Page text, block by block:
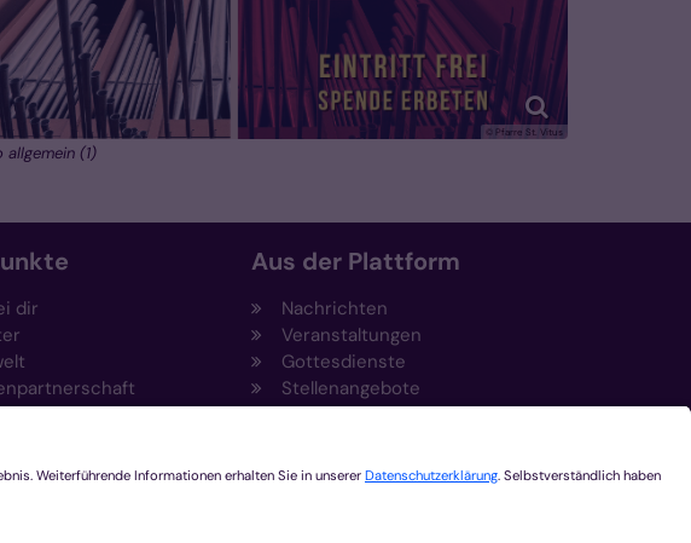
© Pfarre St. Vitus
(1)
dir
Aus der Plattform
Nachrichten
Veranstaltungen
Gottesdienste
Stellenangebote
Kirchenzeitung
Rechtsdatenbank